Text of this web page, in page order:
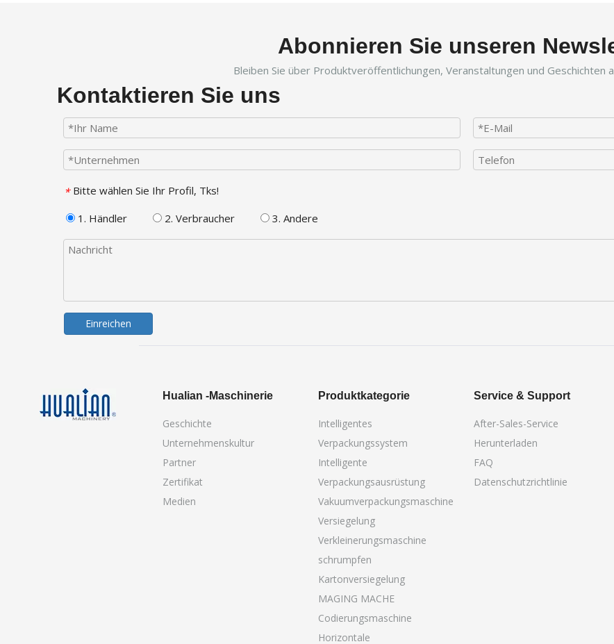
Abonnieren Sie unseren
Bleiben Sie über Produktveröffentlichungen, Veranstaltungen und Geschichten
Kontaktieren Sie uns
* Bitte wählen Sie Ihr Profil, Tks!
1. Händler
2. Verbraucher 3. Andere
Einreichen
Hualian -Maschinerie
Geschichte
Unternehmenskultur
Partner
Zertifikat
Medien
Produktkategorie
Intelligentes
Verpackungssystem
Intelligente
Verpackungsausrüstung
Vakuumverpackungsmaschine
Versiegelung
Verkleinerungsmaschine
schrumpfen
Kartonversiegelung
MAGING MACHE
Codierungsmaschine
Horizontale
Service & Support
After-Sales-Service
Herunterladen
FAQ
Datenschutzrichtlinie